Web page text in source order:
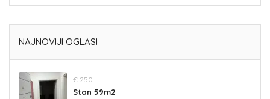
NAJNOVIJI OGLASI
€ 250
Stan 59m2